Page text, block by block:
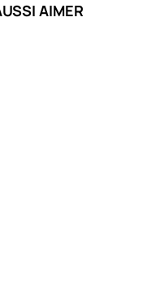
AIMER